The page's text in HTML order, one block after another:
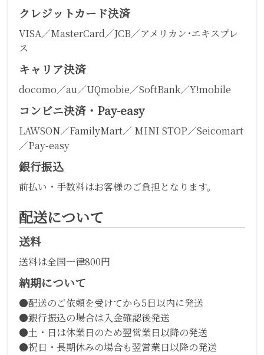
クレジットカード決済
VISA／MasterCard／JCB／アメリカン･エキスプレ
ス
キャリア決済
docomo／au／UQmobie／SoftBank／Y!mobile
コンビニ決済・Pay-easy
LAWSON／FamilyMart／ MINI STOP／Seicomart
／Pay-easy
銀行振込
前払い・手数料はお客様のご負担となります。
配送について
送料
送料は全国一律800円
納期について
●配送のご依頼を受けてから5日以内に発送
●銀行振込の場合は入金確認後発送
●土・日は休業日のため翌営業日以降の発送
●祝日・長期休みの場合も翌営業日以降の発送